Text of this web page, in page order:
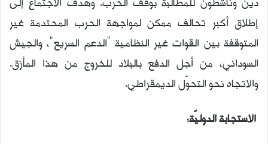
إطلاق أكبر تحالف ممكن لمواجهة الحرب المحتدمة غير
المتوقفة بين القوات غير النظامية “الدعم السريع”، والجيش
السوداني، من أجل الدفع بالبلاد للخروج من هذا المأزق.
والاتجاه نحو التحوّل الديمقراطي.
الاستجابة الدوليّة: